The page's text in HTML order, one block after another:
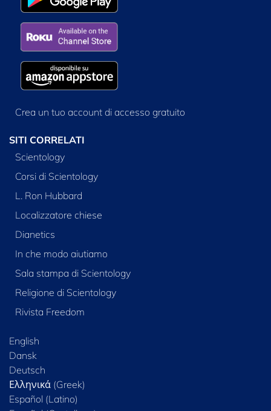
Crea un tuo account di accesso gratuito
SITI CORRELATI
Scientology
Corsi di Scientology
L. Ron Hubbard
Localizzatore chiese
Dianetics
In che modo aiutiamo
Sala stampa di Scientology
Religione di Scientology
Rivista Freedom
English
Dansk
Deutsch
Ελληνικά (Greek)
Español (Latino)